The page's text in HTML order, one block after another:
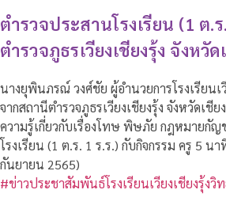
ตำรวจประสานโรงเรียน (1 ต.
ตำรวจภูธรเวียงเชียงรุ้ง จังหวัด
นางยุพินภรณ์ วงศ์ชัย ผู้อำนวยการโรงเรียน
จากสถานีตำรวจภูธรเวียงเชียงรุ้ง จังหวัดเ
ความรู้เกี่ยวกับเรื่องโทษ พิษภัย กฎหมายกัญ
โรงเรียน (1 ต.ร. 1 ร.ร.) กับกิจกรรม ครู 5 น
กันยายน 2565)
#ข่าวประชาสัมพันธ์โรงเรียนเวียงเชียงรุ้งวิ